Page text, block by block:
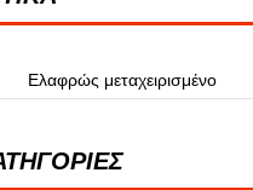
Ελαφρώς μεταχειρισμένο